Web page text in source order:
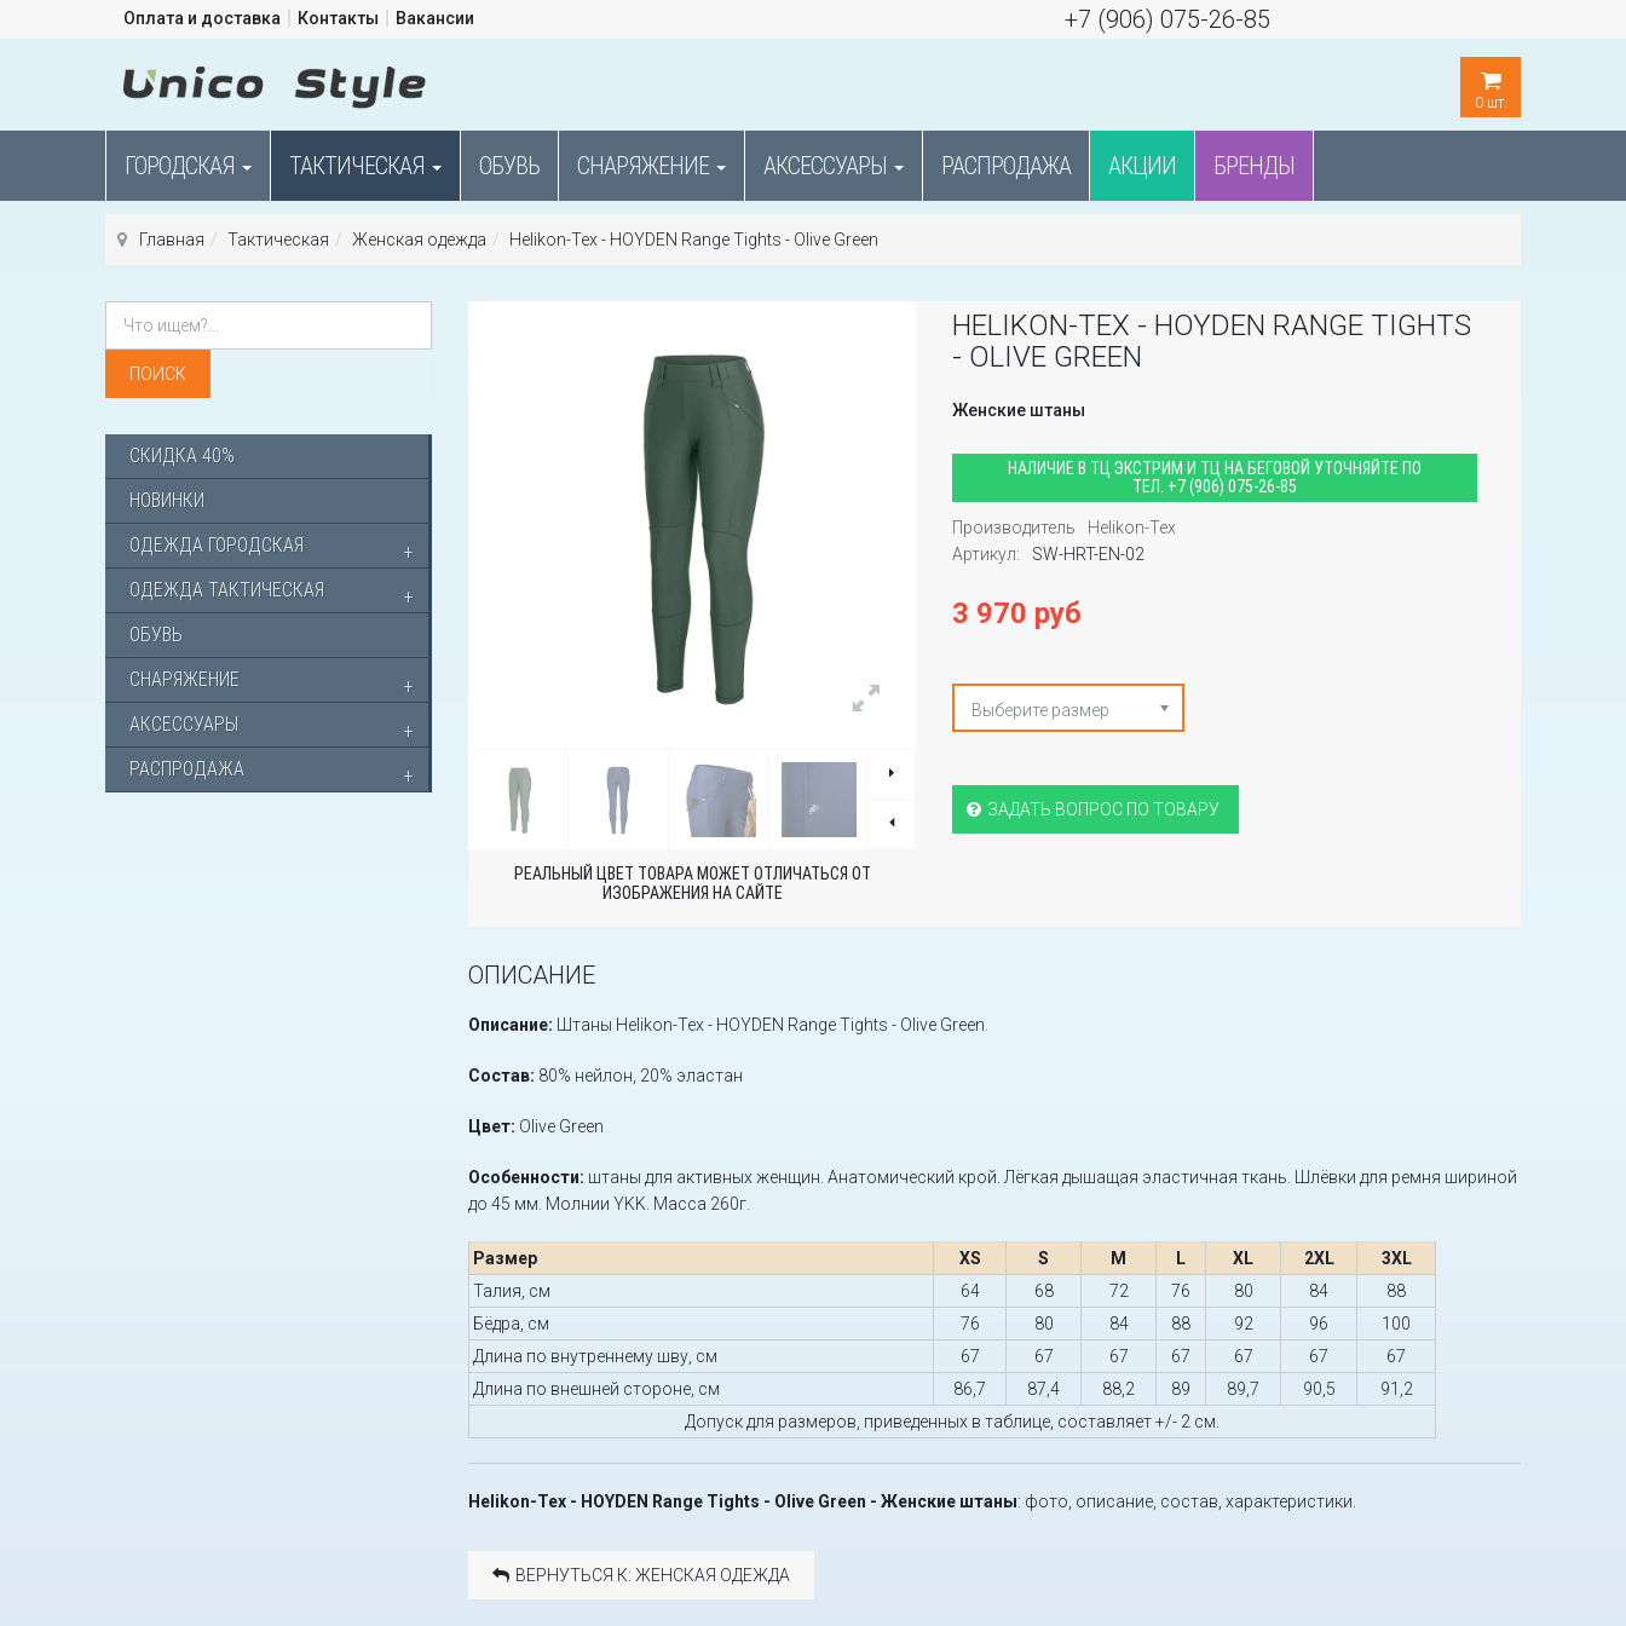
Оплата и доставка Контакты Вакансии +7 (906) 075-26-85
0шт.
ГОРОДСКАЯ ТАКТИЧЕСКАЯ ОБУВЬ СНАРЯЖЕНИЕ АКСЕССУАРЫ РАСПРОДАЖА АКЦИИ БРЕНДЫ
Главная Тактическая Женская одежда Helikon-Tex - HOYDEN Range Tights - Olive Green
РЕАЛЬНЫЙ ЦВЕТ ТОВАРА МОЖЕТ ОТЛИЧАТЬСЯ ОТ
ИЗОБРАЖЕНИЯ НА САЙТЕ
HELIKON-TEX - HOYDEN RANGE TIGHTS
- OLIVE GREEN
Женские штаны
НАЛИЧИЕ В ТЦ ЭКСТРИМ И ТЦ НА БЕГОВОЙ УТОЧНЯЙТЕ ПО
ТЕЛ. +7 (906) 075-26-85
Производитель
Helikon-Tex
Артикул:
SW-HRT-EN-02
3 970 руб
Выберите размер
ЗАДАТЬ ВОПРОС ПО ТОВАРУ
ОПИСАНИЕ
Описание: Штаны Helikon-Tex - HOYDEN Range Tights - Olive Green.
Состав: 80% нейлон, 20% эластан
Цвет: Olive Green
Особенности: штаны для активных женщин. Анатомический крой. Лёгкая дышащая эластичная ткань. Шлёвки для ремня шириной
до 45 мм. Молнии YKK. Масса 260г.
Размер XS S M L XL 2XL
3XL
Талия, см
64 68 72 76 80 84
88
Бёдра, см
76 80 84 88 92 96
100
Длина по внутреннему шву, см
67 67 67 67 67 67
67
Длина по внешней стороне, см
86,7 87,4 88,2 89 89,7 90,5
91,2
Допуск для размеров, приведенных в таблице, составляет +/- 2 см.
Helikon-Tex - HOYDEN Range Tights - Olive Green - Женские штаны: фото, описание, состав, характеристики.
ВЕРНУТЬСЯ К: ЖЕНСКАЯ ОДЕЖДА
СКИДКА 40%
НОВИНКИ
ОДЕЖДА ГОРОДСКАЯ
ОДЕЖДА ТАКТИЧЕСКАЯ
ОБУВЬ
СНАРЯЖЕНИЕ
АКСЕССУАРЫ
РАСПРОДАЖА